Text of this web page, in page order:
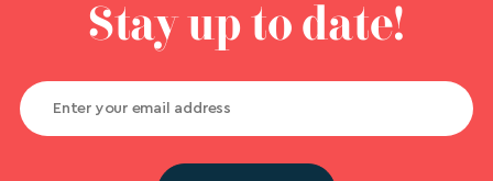
Stay up to date!